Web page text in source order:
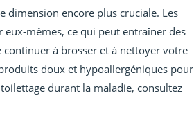
dimension encore plus cruciale. Les
mêmes, ce qui peut entraîner des
à brosser et à nettoyer votre
doux et hypoallergéniques pour
durant la maladie, consultez